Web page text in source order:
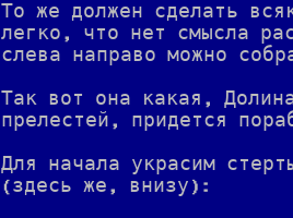
То же должен сделать
легко, что нет смысла
слева направо можно
Так вот она какая,
прелестей, придется
Для начала украсим
(здесь же, внизу):